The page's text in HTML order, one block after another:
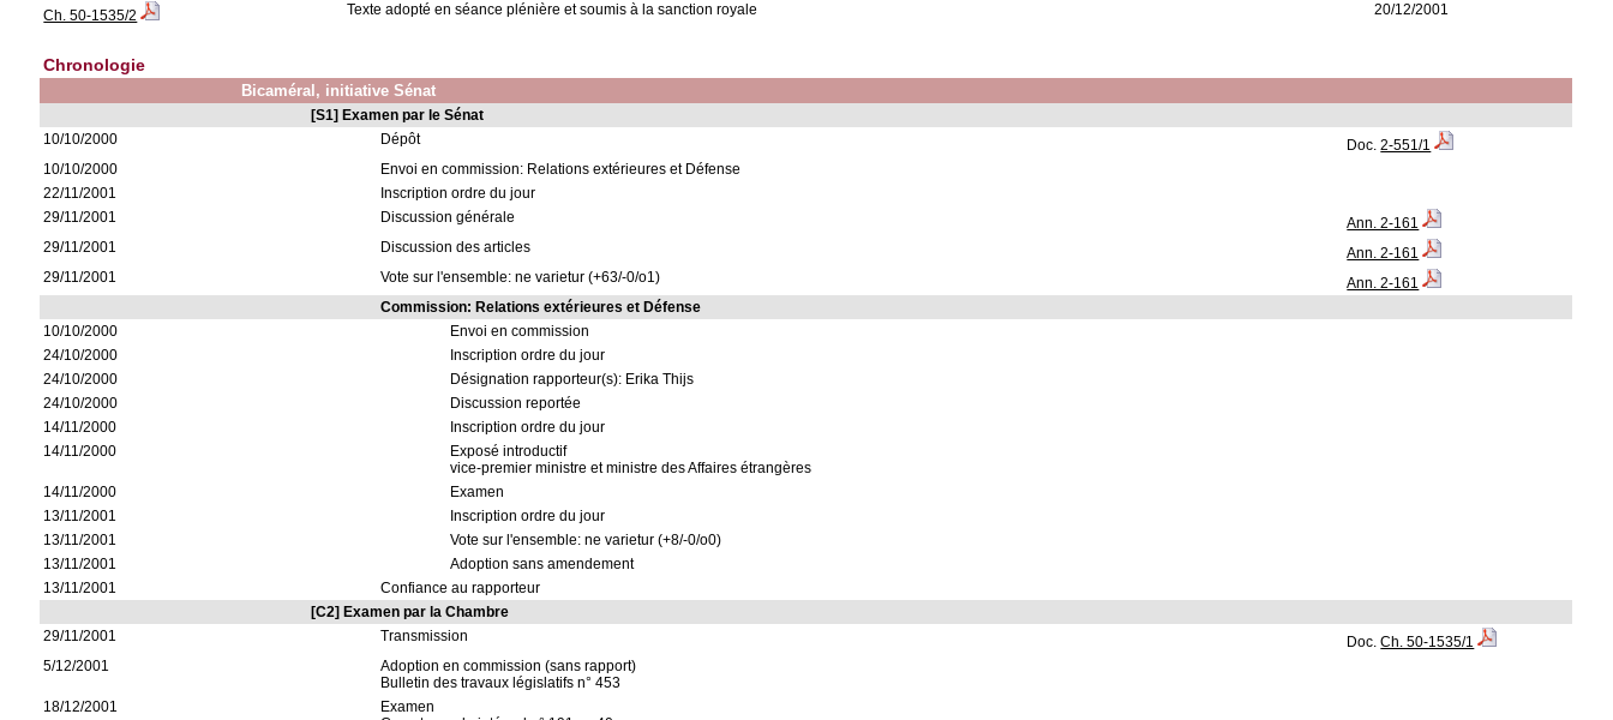
Ch. 50-1535/2 Texte adopté en séance plénière et soumis à la sanction royale 20/12/2001
Chronologie
Bicaméral, initiative Sénat
[S1] Examen par le Sénat
10/10/2000
Dépôt Doc.2-551/1
10/10/2000
Envoi en commission: Relations extérieures et Défense
22/11/2001
Inscription ordre du jour
29/11/2001
Discussion générale
Ann. 2-161
29/11/2001
Discussion des articles
Ann. 2-161
29/11/2001
Vote sur l'ensemble: ne varietur (+63/-0/o1)
Ann. 2-161
Commission: Relations extérieures et Défense
10/10/2000
Envoi en commission
24/10/2000
Inscription ordre du jour
24/10/2000
Désignation rapporteur(s): Erika Thijs
24/10/2000
Discussion reportée
14/11/2000
Inscription ordre du jour
14/11/2000
Exposé introductif
vice-premier ministre et ministre des Affaires étrangères
14/11/2000
Examen
13/11/2001
Inscription ordre du jour
13/11/2001
Vote sur l'ensemble: ne varietur (+8/-0/o0)
13/11/2001
Adoption sans amendement
13/11/2001
Confiance au rapporteur
[C2] Examen par la Chambre
29/11/2001
Transmission Doc.Ch. 50-1535/1
5/12/2001
Adoption en commission (sans rapport)
Bulletin des travaux législatifs n° 453
18/12/2001
Examen